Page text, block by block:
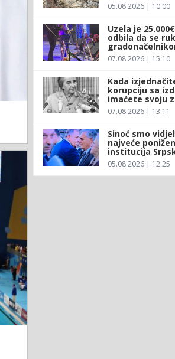
05.08.2026 | 10:00
Uzela je
odbila da se
07.08.2026 | 15:10
Kada
korupciju sa
imaćete svoju
07.08.2026 | 13:11
Sinoć smo
najveće
institucija
05.08.2026 | 12:25